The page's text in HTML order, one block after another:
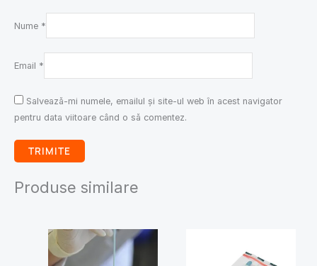
Nume *
Email *
Salvează-mi numele, emailul și site-ul web în acest navigator
pentru data viitoare când o să comentez.
Produse similare